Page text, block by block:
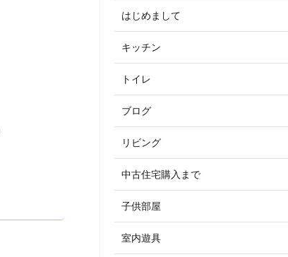
はじめまして
キッチン
トイレ
ブログ
リビング
中古住宅購入まで
子供部屋
室内遊具